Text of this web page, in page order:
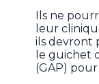
Ils ne
leur
ils devront
le guichet
(GAP)